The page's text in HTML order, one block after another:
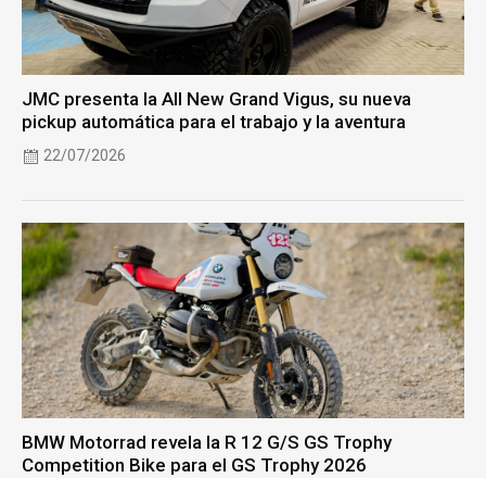
JMC presenta la All New Grand Vigus, su nueva
pickup automática para el trabajo y la aventura
22/07/2026
BMW Motorrad revela la R 12 G/S GS Trophy
Competition Bike para el GS Trophy 2026